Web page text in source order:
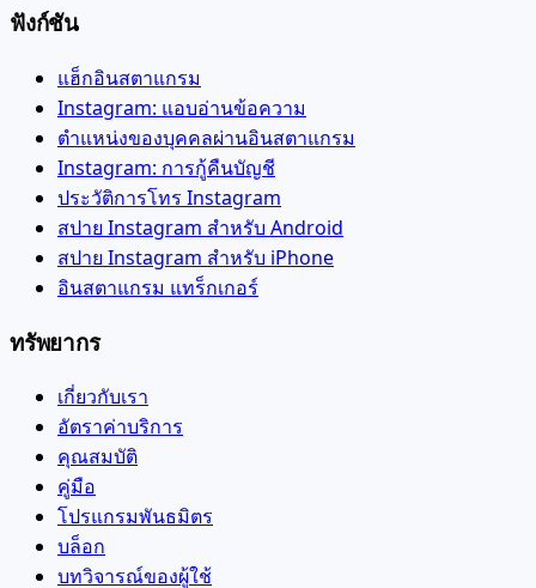
ฟังก์ชัน
แฮ็กอินสตาแกรม
Instagram: แอบอ่านข้อความ
ตำแหน่งของบุคคลผ่านอินสตาแกรม
Instagram: การกู้คืนบัญชี
ประวัติการโทร Instagram
สปาย Instagram สำหรับ Android
สปาย Instagram สำหรับ iPhone
อินสตาแกรม แทร็กเกอร์
ทรัพยากร
เกี่ยวกับเรา
อัตราค่าบริการ
คุณสมบัติ
คู่มือ
โปรแกรมพันธมิตร
บล็อก
บทวิจารณ์ของผู้ใช้